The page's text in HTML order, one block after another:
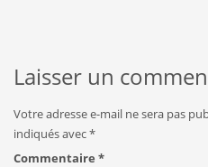
Laisser un
Votre adresse e-mail ne sera pas
indiqués avec*
Commentaire *